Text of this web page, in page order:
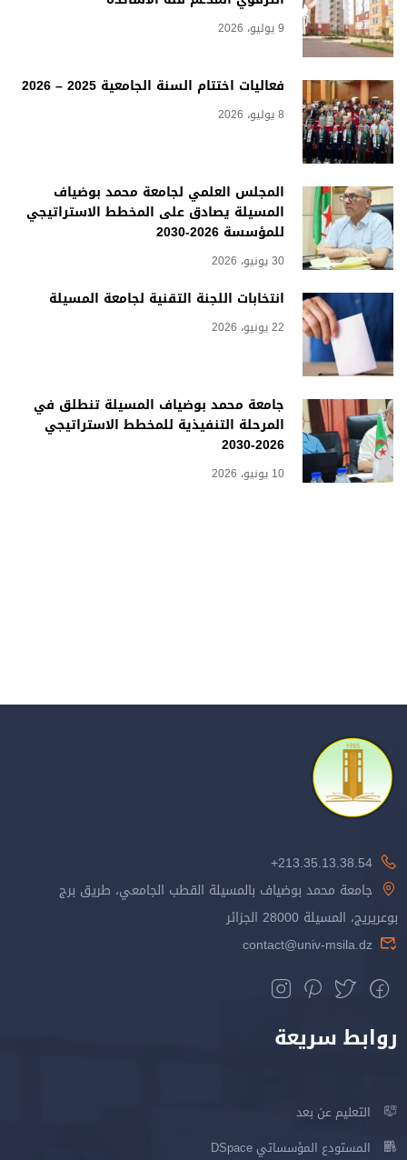
9 يوليو، 2026
فعاليات اختتام السنة الجامعية 2025 – 2026
8 يوليو، 2026
المجلس العلمي لجامعة محمد بوضياف
المسيلة يصادق على المخطط الاستراتيجي
للمؤسسة 2026-2030
30 يونيو، 2026
انتخابات اللجنة التقنية لجامعة المسيلة
22 يونيو، 2026
جامعة محمد بوضياف المسيلة تنطلق في
المرحلة التنفيذية للمخطط الاستراتيجي
2026-2030
10 يونيو، 2026
213.35.13.38.54+
جامعة محمد بوضياف بالمسيلة القطب الجامعي، طريق برج
بوعريريج، المسيلة 28000 الجزائر
contact@univ-msila.dz
روابط سريعة
التعليم عن بعد
المستودع المؤسساتي DSpace